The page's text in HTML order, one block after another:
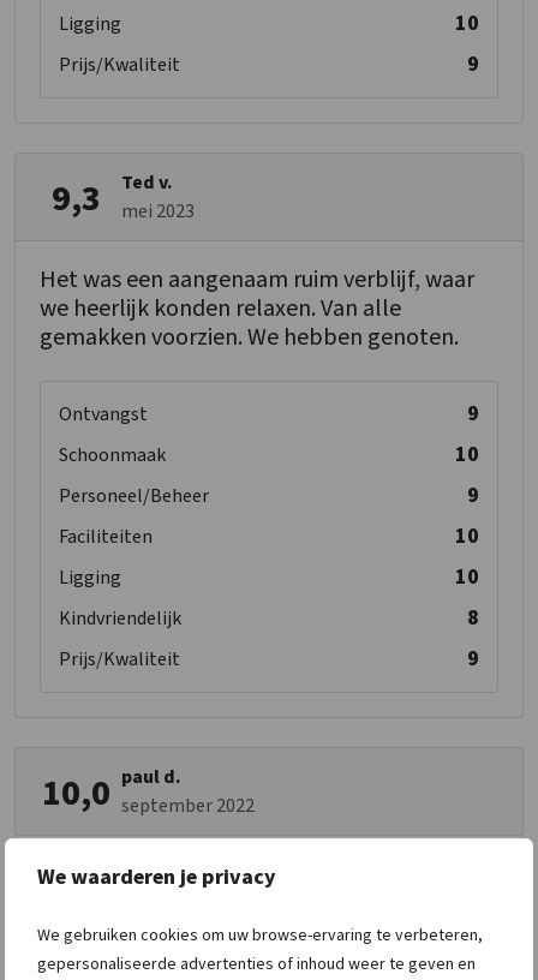
We waarderen je privacy
We gebruiken cookies om uw browse-ervaring te verbeteren,
gepersonaliseerde advertenties of inhoud weer te geven en
Ligging 10
Prijs/Kwaliteit 9
9,3
Ted v.
mei 2023
Het was een aangenaam ruim verblijf, waar
we heerlijk konden relaxen. Van alle
gemakken voorzien. We hebben genoten.
Ontvangst 9
Schoonmaak 10
Personeel/Beheer 9
Faciliteiten 10
Ligging 10
Kindvriendelijk 8
Prijs/Kwaliteit 9
10,0 paul d.
september 2022
we hebben ontzettend genoten. alles was er
ligging en omgeving.